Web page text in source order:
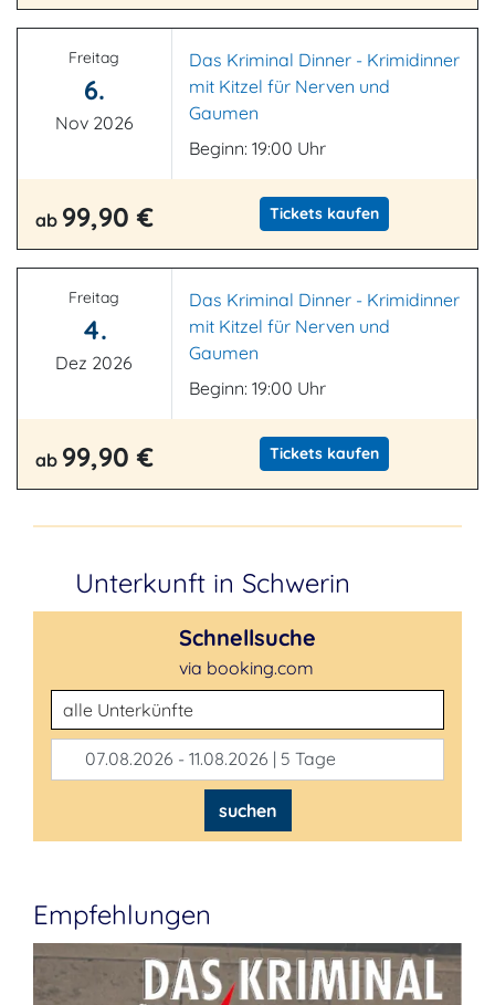
Freitag
6.
Nov 2026
Das Kriminal Dinner - Krimidinner
mit Kitzel für Nerven und
Gaumen
Beginn: 19:00 Uhr
ab 99,90 € Tickets kaufen
Freitag
4.
Dez 2026
Das Kriminal Dinner - Krimidinner
mit Kitzel für Nerven und
Gaumen
Beginn: 19:00 Uhr
ab 99,90 € Tickets kaufen
Unterkunft in Schwerin
Schnellsuche
via booking.com
Unterkunftsart
07.08.2026 - 11.08.2026 | 5 Tage
suchen
Empfehlungen